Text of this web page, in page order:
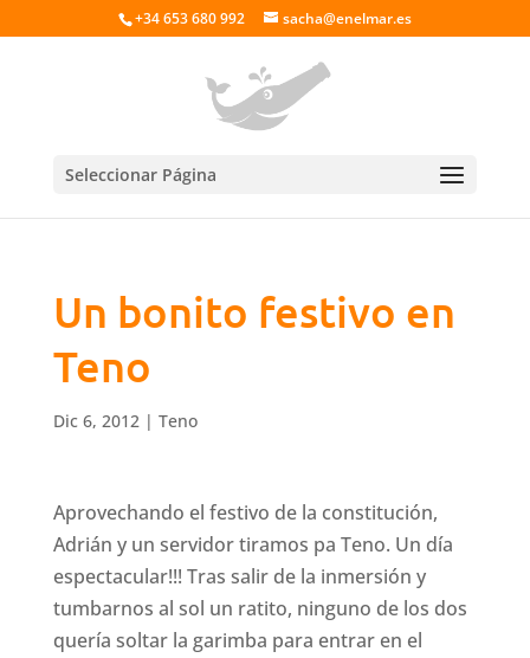
+34 653 680 992 sacha@enelmar.es
Seleccionar Página
Un bonito festivo en
Teno
Dic 6, 2012| Teno
Aprovechando el festivo de la constitución,
Adrián y un servidor tiramos pa Teno. Un día
espectacular!!! Tras salir de la inmersión y
tumbarnos al sol un ratito, ninguno de los dos
quería soltar la garimba para entrar en el